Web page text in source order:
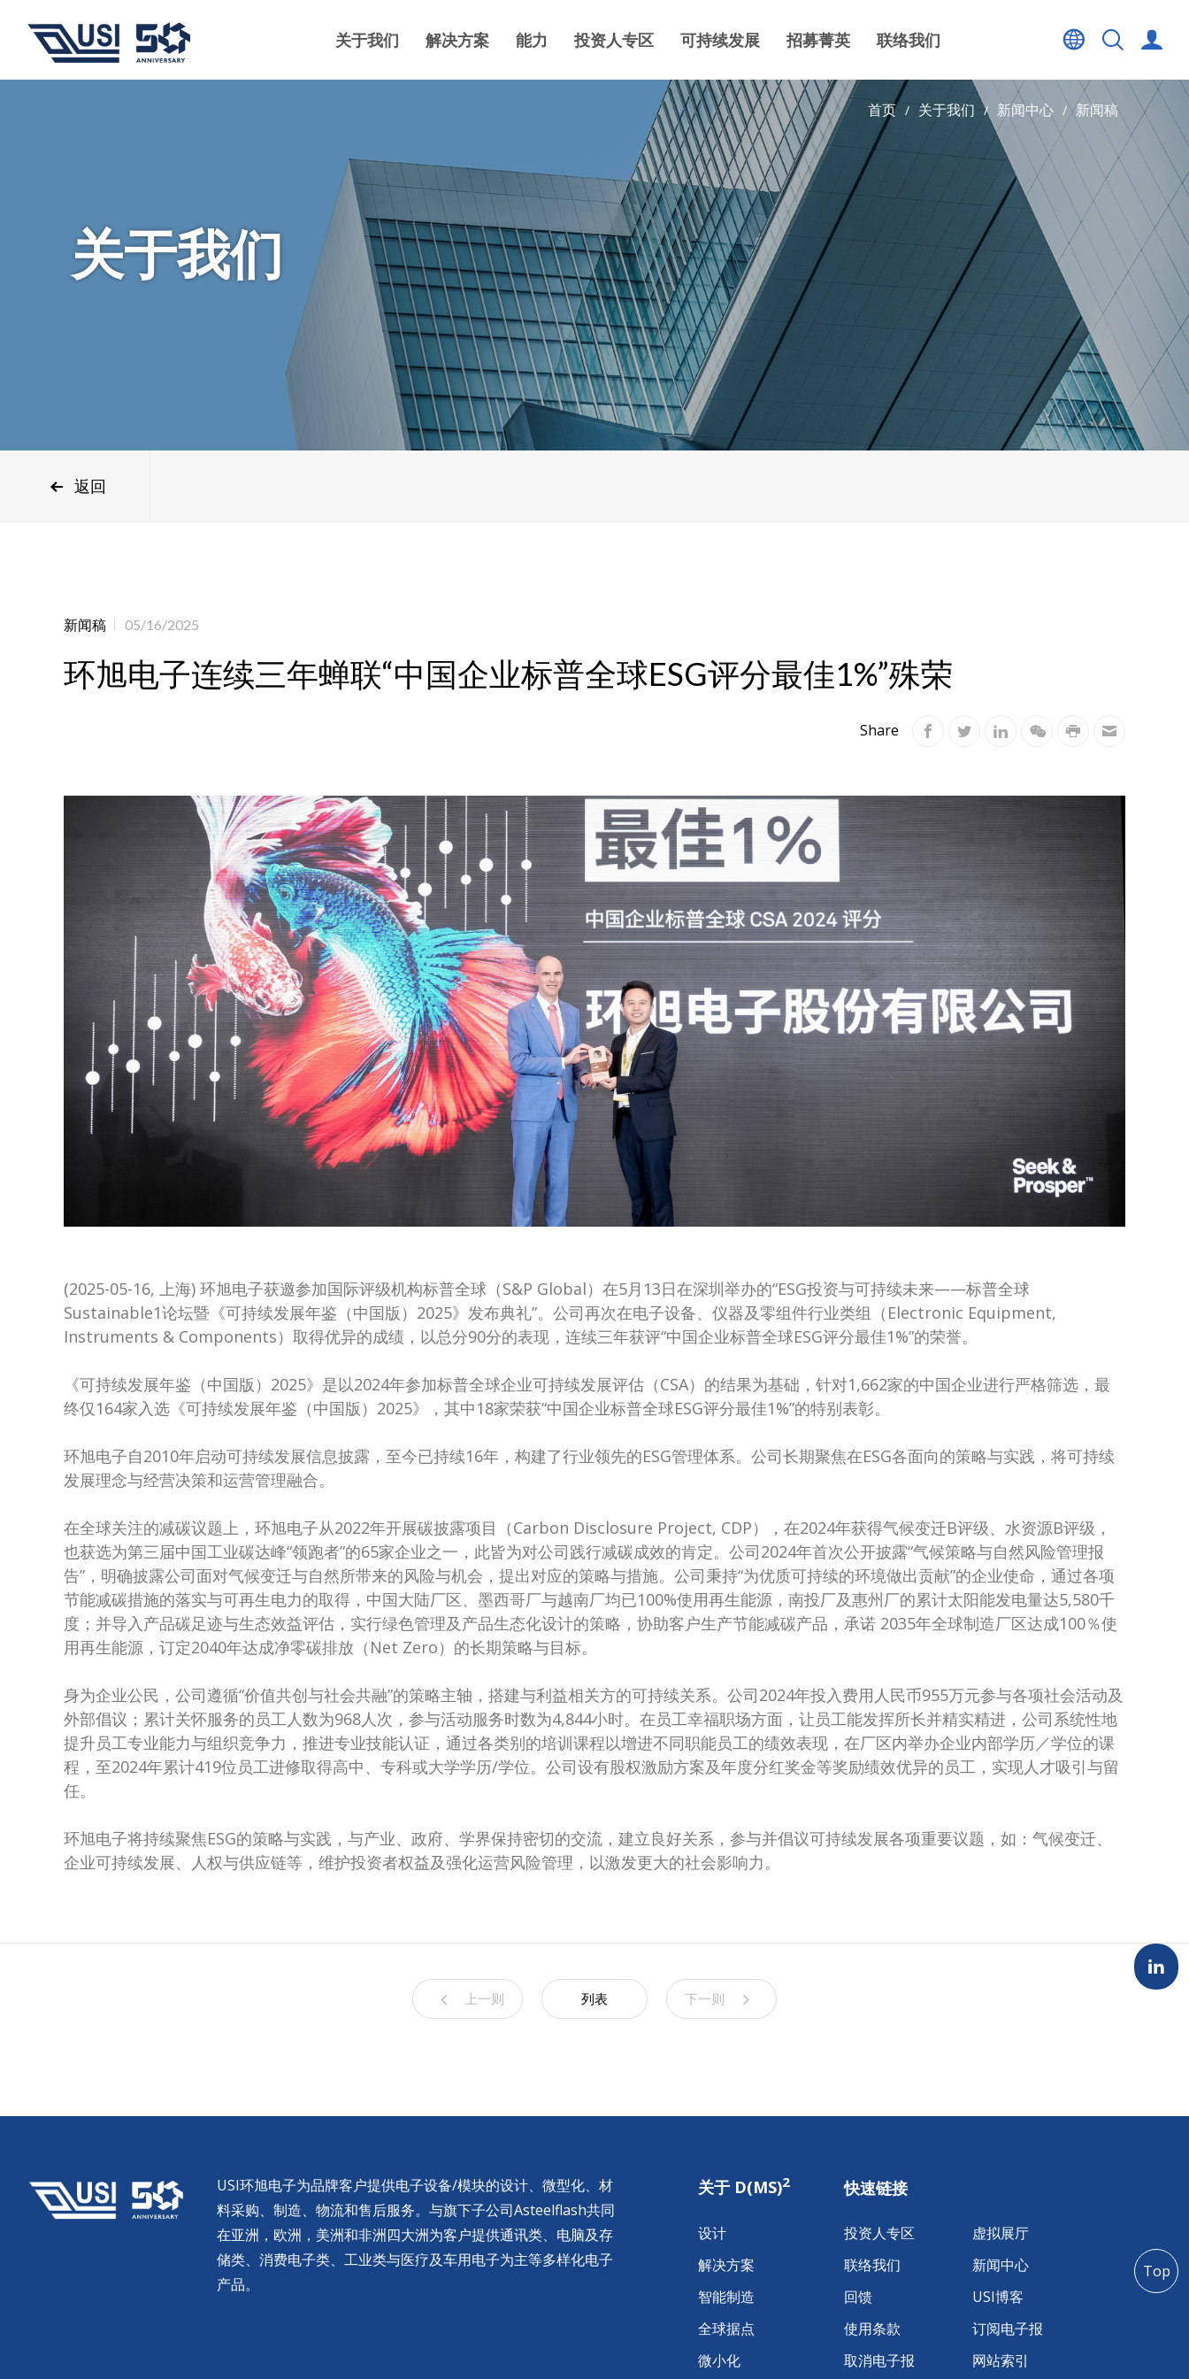
关于我们 解决方案 能力 投资人专区 可持续发展 招募菁英 联络我们
首页 关于我们 新闻中心 新闻稿
关于我们
返回
新闻稿 05/16/2025
环旭电子连续三年蝉联“中国企业标普全球ESG评分最佳1%”殊荣
Share
(2025-05-16, 上海) 环旭电子获邀参加国际评级机构标普全球（S&P Global）在5月13日在深圳举办的“ESG投资与可持续未来——标普全球
Sustainable1论坛暨《可持续发展年鉴（中国版）2025》发布典礼”。公司再次在电子设备、仪器及零组件行业类组（Electronic Equipment,
Instruments & Components）取得优异的成绩，以总分90分的表现，连续三年获评“中国企业标普全球ESG评分最佳1%”的荣誉。
《可持续发展年鉴（中国版）2025》是以2024年参加标普全球企业可持续发展评估（CSA）的结果为基础，针对1,662家的中国企业进行严格筛选，最
终仅164家入选《可持续发展年鉴（中国版）2025》，其中18家荣获“中国企业标普全球ESG评分最佳1%”的特别表彰。
环旭电子自2010年启动可持续发展信息披露，至今已持续16年，构建了行业领先的ESG管理体系。公司长期聚焦在ESG各面向的策略与实践，将可持续
发展理念与经营决策和运营管理融合。
在全球关注的减碳议题上，环旭电子从2022年开展碳披露项目（Carbon Disclosure Project, CDP），在2024年获得气候变迁B评级、水资源B评级，
也获选为第三届中国工业碳达峰“领跑者”的65家企业之一，此皆为对公司践行减碳成效的肯定。公司2024年首次公开披露“气候策略与自然风险管理报
告”，明确披露公司面对气候变迁与自然所带来的风险与机会，提出对应的策略与措施。公司秉持“为优质可持续的环境做出贡献”的企业使命，通过各项
节能减碳措施的落实与可再生电力的取得，中国大陆厂区、墨西哥厂与越南厂均已100%使用再生能源，南投厂及惠州厂的累计太阳能发电量达5,580千
度；并导入产品碳足迹与生态效益评估，实行绿色管理及产品生态化设计的策略，协助客户生产节能减碳产品，承诺 2035年全球制造厂区达成100％使
用再生能源，订定2040年达成净零碳排放（Net Zero）的长期策略与目标。
身为企业公民，公司遵循“价值共创与社会共融”的策略主轴，搭建与利益相关方的可持续关系。公司2024年投入费用人民币955万元参与各项社会活动及
外部倡议；累计关怀服务的员工人数为968人次，参与活动服务时数为4,844小时。在员工幸福职场方面，让员工能发挥所长并精实精进，公司系统性地
提升员工专业能力与组织竞争力，推进专业技能认证，通过各类别的培训课程以增进不同职能员工的绩效表现，在厂区内举办企业内部学历／学位的课
程，至2024年累计419位员工进修取得高中、专科或大学学历/学位。公司设有股权激励方案及年度分红奖金等奖励绩效优异的员工，实现人才吸引与留
任。
环旭电子将持续聚焦ESG的策略与实践，与产业、政府、学界保持密切的交流，建立良好关系，参与并倡议可持续发展各项重要议题，如：气候变迁、
企业可持续发展、人权与供应链等，维护投资者权益及强化运营风险管理，以激发更大的社会影响力。
上一则 列表 下一则
USI环旭电子为品牌客户提供电子设备/模块的设计、微型化、材
料采购、制造、物流和售后服务。与旗下子公司Asteelflash共同
在亚洲，欧洲，美洲和非洲四大洲为客户提供通讯类、电脑及存
储类、消费电子类、工业类与医疗及车用电子为主等多样化电子
产品。
关于 D(MS)2
设计
解决方案
智能制造
全球据点
微小化
快速链接
投资人专区
虚拟展厅
联络我们
新闻中心
回馈
USI博客
使用条款
订阅电子报
取消电子报
网站索引
Top